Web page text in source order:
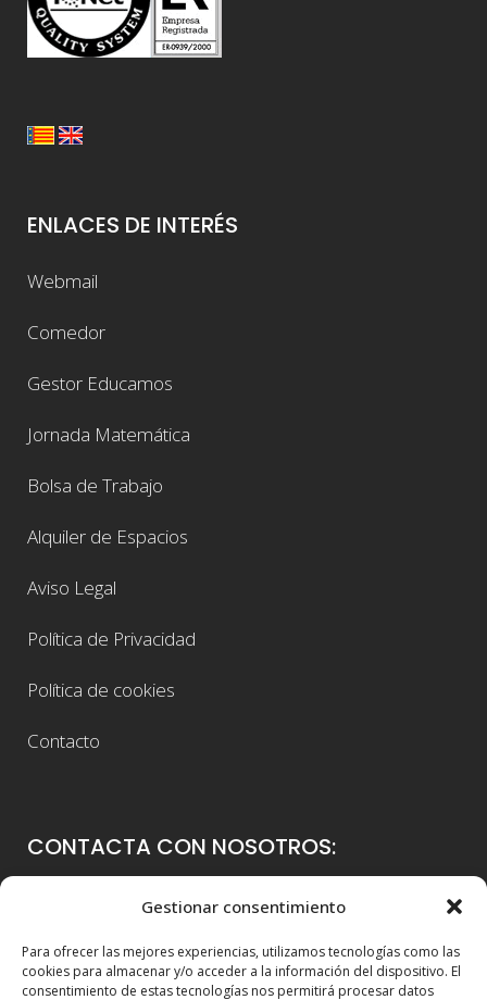
Gestionar consentimiento
Para ofrecer las mejores experiencias, utilizamos tecnologías como las
cookies para almacenar y/o acceder a la información del dispositivo. El
consentimiento de estas tecnologías nos permitirá procesar datos
ENLACES DE INTERÉS
Webmail
Comedor
Gestor Educamos
Jornada Matemática
Bolsa de Trabajo
Alquiler de Espacios
Aviso Legal
Política de Privacidad
Política de cookies
Contacto
CONTACTA CON NOSOTROS:
Colegio Guadalaviar
46021 Valencia